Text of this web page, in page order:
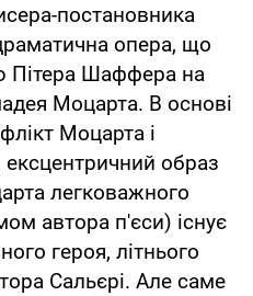
постановника
опера, що
Пітера Шаффера на
Моцарта. В основі
Моцарта і
образ
легковажного
автора п'єси) існує
героя, літнього
Сальєрі. Але саме